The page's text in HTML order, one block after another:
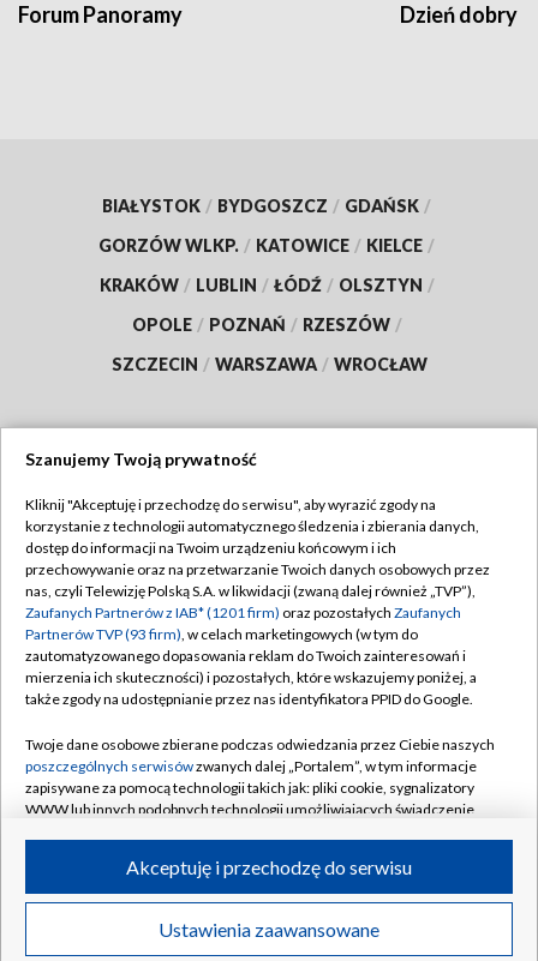
Forum Panoramy Dzień dobry
BIAŁYSTOK / BYDGOSZCZ / GDAŃSK /
GORZÓW WLKP. / KATOWICE / KIELCE /
KRAKÓW / LUBLIN / ŁÓDŹ / OLSZTYN /
OPOLE / POZNAŃ / RZESZÓW /
SZCZECIN / WARSZAWA / WROCŁAW
TVP
Abonament TVP
Emisja w TVP
Centrum informacji TVP
Naziemna Telewizja Cyfrowa
Rada Programowa
System NOS
Informacje o nadawcy
Program dla prasy
Ogłoszenie przetargowe
Regulamin TVP
Polityka prywatności
Moje zgody
Pomoc
Kontakt
Kanały
©2026 Telewizja Polska S.A. w likwidacji
Szanujemy Twoją prywatność
Kliknij "Akceptuję i przechodzę do serwisu", aby wyrazić zgody na
korzystanie z technologii automatycznego śledzenia i zbierania danych,
dostęp do informacji na Twoim urządzeniu końcowym i ich
przechowywanie oraz na przetwarzanie Twoich danych osobowych przez
nas, czyli Telewizję Polską S.A. w likwidacji (zwaną dalej również „TVP”),
Zaufanych Partnerów z IAB* (1201 firm) oraz pozostałych Zaufanych
Partnerów TVP (93 firm), w celach marketingowych (w tym do
zautomatyzowanego dopasowania reklam do Twoich zainteresowań i
mierzenia ich skuteczności) i pozostałych, które wskazujemy poniżej, a
także zgody na udostępnianie przez nas identyfikatora PPID do Google.
Twoje dane osobowe zbierane podczas odwiedzania przez Ciebie naszych
poszczególnych serwisówzwanych dalej „Portalem”, w tym informacje
zapisywane za pomocą technologii takich jak: pliki cookie, sygnalizatory
WWW lub innych podobnych technologii umożliwiających świadczenie
ruchu w Internecie.
Twoje dane osobowe zbierane podczas odwiedzania przez Ciebie
poszczególnych serwisówna Portalu, takie jak adresy IP, identyfikatory
Ustawienia zaawansowane
Akceptuję i przechodzę do serwisu